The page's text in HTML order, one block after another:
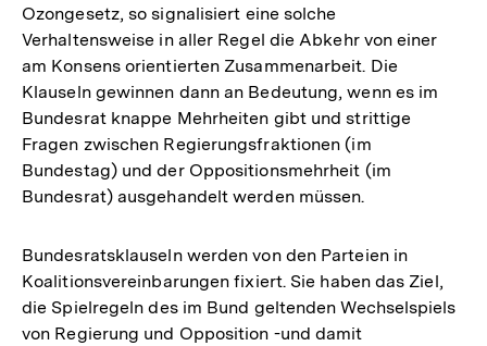
Ozongesetz, so signalisiert eine solche
Verhaltensweise in aller Regel die Abkehr von einer
am Konsens orientierten Zusammenarbeit. Die
Klauseln gewinnen dann an Bedeutung, wenn es im
Bundesrat knappe Mehrheiten gibt und strittige
Fragen zwischen Regierungsfraktionen (im
Bundestag) und der Oppositionsmehrheit (im
Bundesrat) ausgehandelt werden müssen.
Bundesratsklauseln werden von den Parteien in
Koalitionsvereinbarungen fixiert. Sie haben das Ziel,
die Spielregeln des im Bund geltenden Wechselspiels
von Regierung und Opposition -und damit